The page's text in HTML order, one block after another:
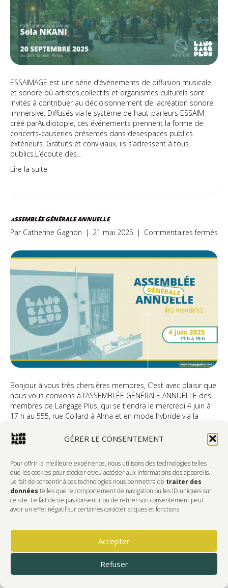
GÉRER LE CONSENTEMENT
Pour offrir la meilleure expérience, nous utilisons des technologies telles
que les cookies pour stocker et/ou accéder aux informations des appareils.
Le fait de consentir à ces technologies nous permettra de traiter des
données telles que le comportement de navigation ou les ID uniques sur
ce site. Le fait de ne pas consentir ou de retirer son consentement peut
avoir un effet négatif sur certaines caractéristiques et fonctions.
Accepter
Refuser
ESSAIMAGE est une série d’événements de diffusion musicale
et sonore où artistes,collectifs et organismes culturels sont
invités à contribuer au décloisonnement de lacréation sonore
immersive. Diffusés via le système de haut-parleurs ESSAIM
créé parAudiotopie, ces événements prennent la forme de
concerts-causeries présentés dans desespaces publics
extérieurs. Gratuits et conviviaux, ils s’adressent à tous
publics.L’écoute des…
Lire la suite
ASSEMBLÉE GÉNÉRALE ANNUELLE
Par Catherine Gagnon | 21 mai 2025 | Commentaires fermés
Bonjour à vous très chers·ères membres, C’est avec plaisir que
nous vous convions à l’ASSEMBLÉE GÉNÉRALE ANNUELLE des
membres de Langage Plus, qui se tiendra le mercredi 4 juin à
17 h au 555, rue Collard à Alma et en mode hybride via la
trouverez ci-joints…
SORTIE SCOLAIRE GRATUITE
Par Catherine Gagnon | 14 mai 2025| Commentaires fermés